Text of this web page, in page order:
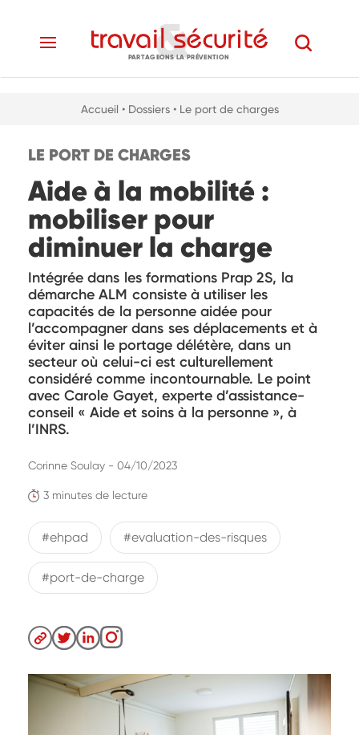
PARTAGEONS LA PRÉVENTION
Accueil • Dossiers • Le port de charges
LE PORT DE CHARGES
Aide à la mobilité :
mobiliser pour
diminuer la charge
Intégrée dans les formations Prap 2S, la
démarche ALM consiste à utiliser les
capacités de la personne aidée pour
l’accompagner dans ses déplacements et à
éviter ainsi le portage délétère, dans un
secteur où celui-ci est culturellement
considéré comme incontournable. Le point
avec Carole Gayet, experte d’assistance-
conseil « Aide et soins à la personne », à
l’INRS.
3 minutes de lecture
Corinne Soulay - 04/10/2023
#ehpad #evaluation-des-risques
#port-de-charge